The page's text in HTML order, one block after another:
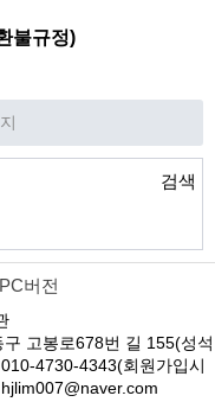
불규정)
검색
PC버전
고봉로678번 길 155(성석
4730-4343(회원가입시